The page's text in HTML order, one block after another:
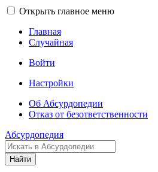
Открыть главное меню
Главная
Случайная
Войти
Настройки
Об Абсурдопедии
Отказ от безответственности
Абсурдопедия
Найти